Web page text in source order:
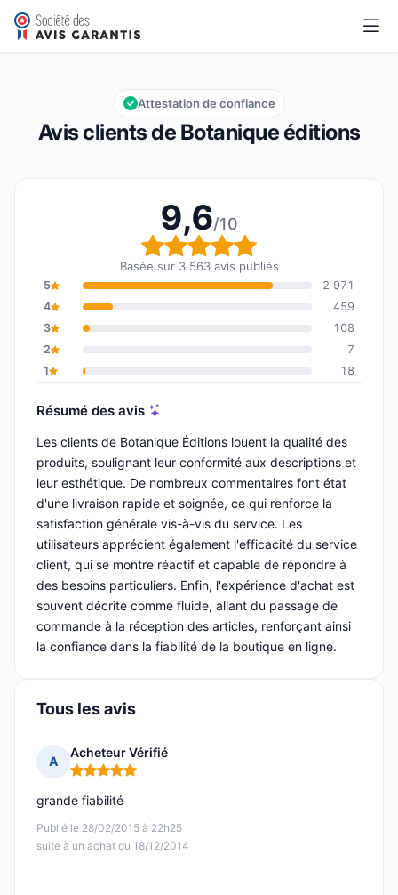
Botanique éditions
Note globale : 9,6 sur 10
9,6/10
Avis clients de Botanique éditions
Attestation de confiance
9,6/10
Note globale : 9,6 sur
Basée sur 3 563 avis publiés
5
2 971
4
459
3
108
2
7
1
18
Résumé des avis
Les clients de Botanique Éditions louent la qualité des
produits, soulignant leur conformité aux descriptions et
leur esthétique. De nombreux commentaires font état
d'une livraison rapide et soignée, ce qui renforce la
satisfaction générale vis-à-vis du service. Les
utilisateurs apprécient également l'efficacité du service
client, qui se montre réactif et capable de répondre à
des besoins particuliers. Enfin, l'expérience d'achat est
souvent décrite comme fluide, allant du passage de
commande à la réception des articles, renforçant ainsi
la confiance dans la fiabilité de la boutique en ligne.
Tous les avis
A
Acheteur Vérifié
Note : 5 sur 5
Publié le 28/02/2015 à 22h25
suite à un achat du 18/12/2014
grande fiabilité